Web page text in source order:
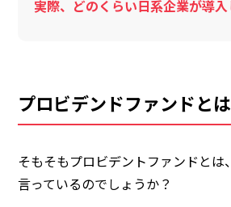
実際、どのくらい日系企業が導入
プロビデンドファンドと
そもそもプロビデントファンドとは
言っているのでしょうか？